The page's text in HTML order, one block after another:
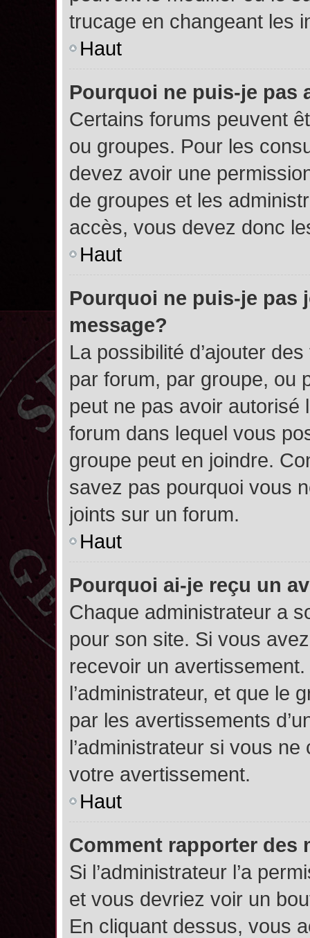
trucage en changeant les
Haut
Pourquoi ne puis-je pas
Certains forums peuvent
ou groupes. Pour les
devez avoir une
de groupes et les
accès, vous devez donc
Haut
Pourquoi ne puis-je pas
message?
La possibilité d’ajouter
par forum, par groupe, ou
peut ne pas avoir autorisé
forum dans lequel vous
groupe peut en joindre.
savez pas pourquoi vous
joints sur un forum.
Haut
Pourquoi ai-je reçu un
Chaque administrateur a
pour son site. Si vous
recevoir un
l’administrateur, et que le
par les avertissements
l’administrateur si vous
votre avertissement.
Haut
Comment rapporter des
Si l’administrateur l’a
et vous devriez voir un
En cliquant dessus, vous